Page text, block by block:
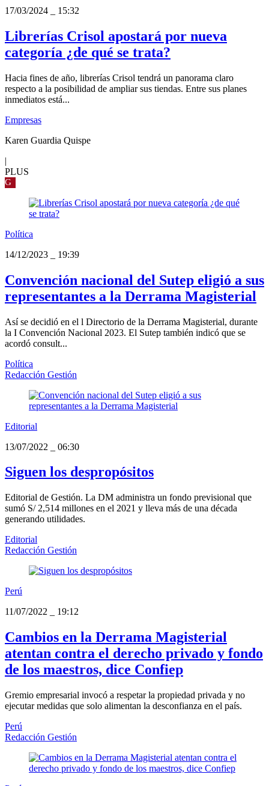
17/03/2024 15:32
Librerías Crisol apostará por nueva
categoría ¿de qué se trata?
Hacia fines de año, librerías Crisol tendrá un panorama claro
respecto a la posibilidad de ampliar sus tiendas. Entre sus planes
inmediatos está...
Empresas
Karen Guardia Quispe
|
PLUS
G
Política
14/12/2023
19:39
Convención nacional del Sutep eligió a sus
representantes a la Derrama Magisterial
Así se decidió en el l Directorio de la Derrama Magisterial, durante
la I Convención Nacional 2023. El Sutep también indicó que se
acordó consult...
Política
Redacción Gestión
Editorial
13/07/2022
06:30
Siguen los despropósitos
Editorial de Gestión. La DM administra un fondo previsional que
sumó S/ 2,514 millones en el 2021 y lleva más de una década
generando utilidades.
Editorial
Redacción Gestión
Perú
11/07/2022
19:12
Cambios en la Derrama Magisterial
atentan contra el derecho privado y fondo
de los maestros, dice Confiep
Gremio empresarial invocó a respetar la propiedad privada y no
ejecutar medidas que solo alimentan la desconfianza en el país.
Perú
Redacción Gestión